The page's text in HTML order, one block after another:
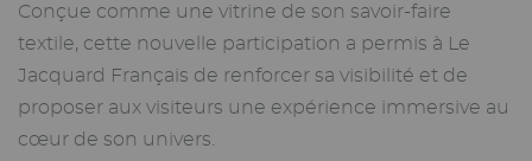
Conçue comme une vitrine de son savoir-faire
textile, cette nouvelle participation a permis à Le
Jacquard Français de renforcer sa visibilité et de
proposer aux visiteurs une expérience immersive au
cœur de son univers.